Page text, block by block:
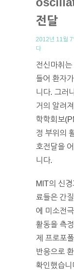
전달
2012년 11월
다
전신마취
들어 환자
니다. 그러
거의 알려
학학회보
정 부위의
호전달을
니다.
MIT의 신
료들은 간
에 미소전
활동을 측
제 프로포
반응으로
확인했습